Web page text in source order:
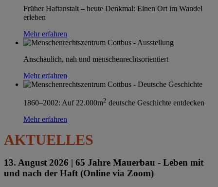
Früher Haftanstalt – heute Denkmal: Einen Ort im Wandel
erleben
Mehr erfahren
Anschaulich, nah und menschenrechtsorientiert
Mehr erfahren
1860–2002: Auf 22.000m2 deutsche Geschichte entdecken
Mehr erfahren
AKTUELLES
13. August 2026 | 65 Jahre Mauerbau - Leben mit
und nach der Haft (Online via Zoom)